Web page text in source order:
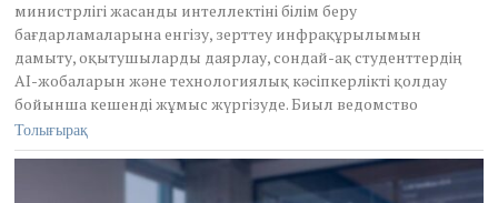
1
,
2
0
6
министрлігі жасанды интеллектіні білім беру
бағдарламаларына енгізу, зерттеу инфрақұрылымын
дамыту, оқытушыларды даярлау, сондай-ақ студенттердің
AI-жобаларын және технологиялық кәсіпкерлікті қолдау
бойынша кешенді жұмыс жүргізуде. Биыл ведомство
Толығырақ